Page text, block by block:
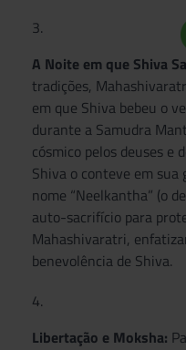
A Noite em que Shiva
tradições,
em que Shiva bebeu o
durante a Samudra
cósmico pelos deuses e
Shiva o conteve em
nome “Neelkantha” (o
auto-sacrifício para
Mahashivaratri,
benevolência de Shiva.
Libertação e Moksha: